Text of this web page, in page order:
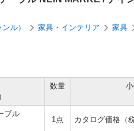
ル） 家具・インテリア 家具
数量
ブル
1点 カタログ価格（税